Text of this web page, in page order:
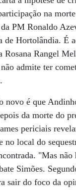
na
PM Ronaldo
Hortolândia. É
Rosana Rangel
admite ter
novo é que
da morte do
periciais
no local do
"Mas
Simões.
sair do foco da